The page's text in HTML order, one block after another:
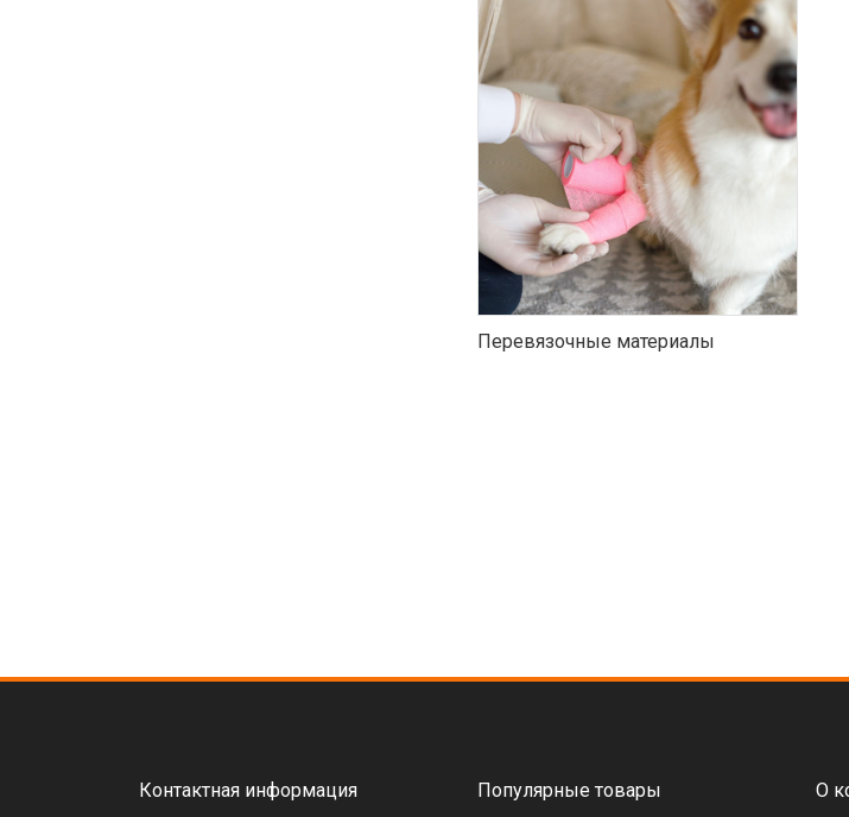
Перевязочные материалы
Контактная информация Популярные товары О